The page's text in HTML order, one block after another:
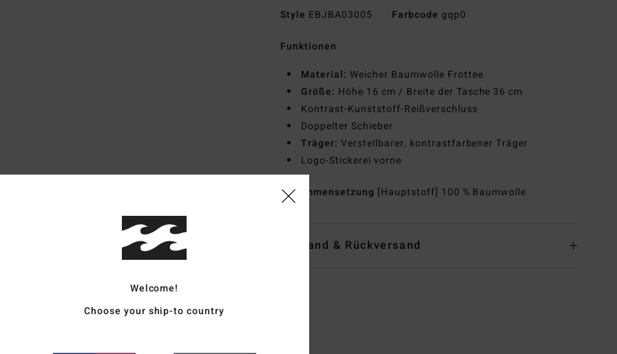
Style EBJBA03005 Farbcode gqp0
Funktionen
Material: Weicher Baumwolle Frottee
Größe: Höhe 16 cm / Breite der Tasche 36 cm
Kontrast-Kunststoff-Reißverschluss
Doppelter Schieber
Träger:Verstellbarer, kontrastfarbener Träger
Logo-Stickerei vorne
Zusammensetzung [Hauptstoff] 100 % Baumwolle
Versand & Rückversand
Welcome!
Choose your ship-to country